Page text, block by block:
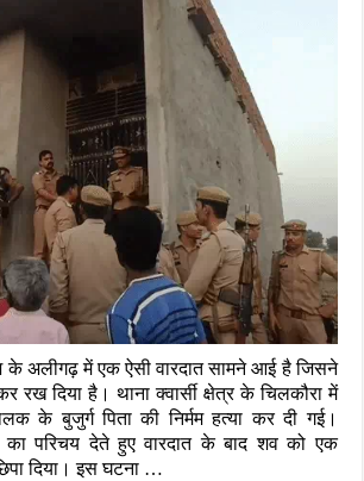
सनसनी:
पेट्रोल
संचालक
के
पिता
की
बेरहमी
से
हत्या,
निर्माणाधीन
मकान
में
छिपा
मिला
शव
के अलीगढ़ में एक ऐसी वारदात सामने आई है जिसने
रख दिया है। थाना क्वार्सी क्षेत्र के चिलकौरा में
के बुजुर्ग पिता की निर्मम हत्या कर दी गई।
का परिचय देते हुए वारदात के बाद शव को एक
दिया। इस घटना …